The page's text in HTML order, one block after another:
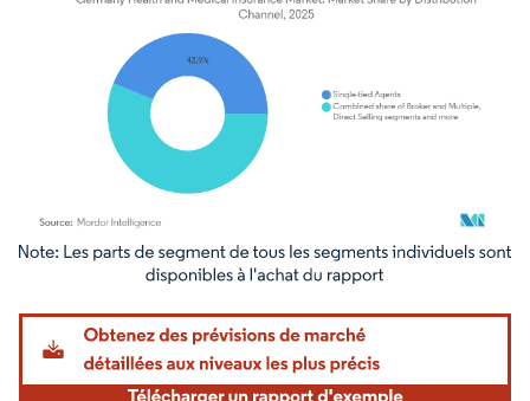
Image © Mordor Intelligence. La réutilisation nécessite une attribution sous CC BY